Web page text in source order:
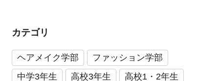
カテゴリ
ヘアメイク学部
ファッション学部
中学3年生
高校3年生 高校1・2年生